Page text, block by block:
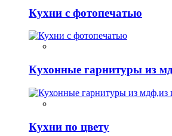
Кухни с фотопечатью
Кухонные гарнитуры из
Кухни по цвету